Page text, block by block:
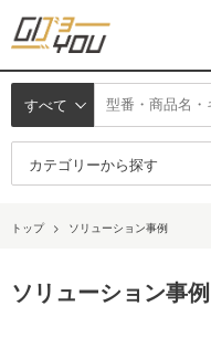
すべて
カテゴリーから探す
トップ > ソリューション事例
ソリューション事例